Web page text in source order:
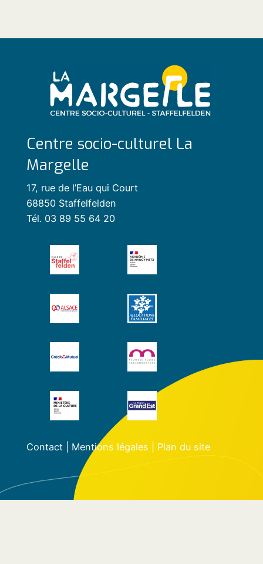
Centre socio-culturel La
Margelle
17, rue de l’Eau qui Court
68850 Staffelfelden
Tél. 03 89 55 64 20
Contact| Mentions légales Plan du site